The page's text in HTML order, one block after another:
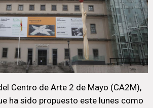
Centro de Arte 2 de Mayo (CA2M),
ha sido propuesto este lunes como